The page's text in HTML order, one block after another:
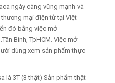
ngày càng vững mạnh và
mại điện tử tại Việt
đó bằng việc mở
Bình, TpHCM. Việc mở
dùng xem sản phẩm thực
là 3T (3 thật) Sản phẩm thật